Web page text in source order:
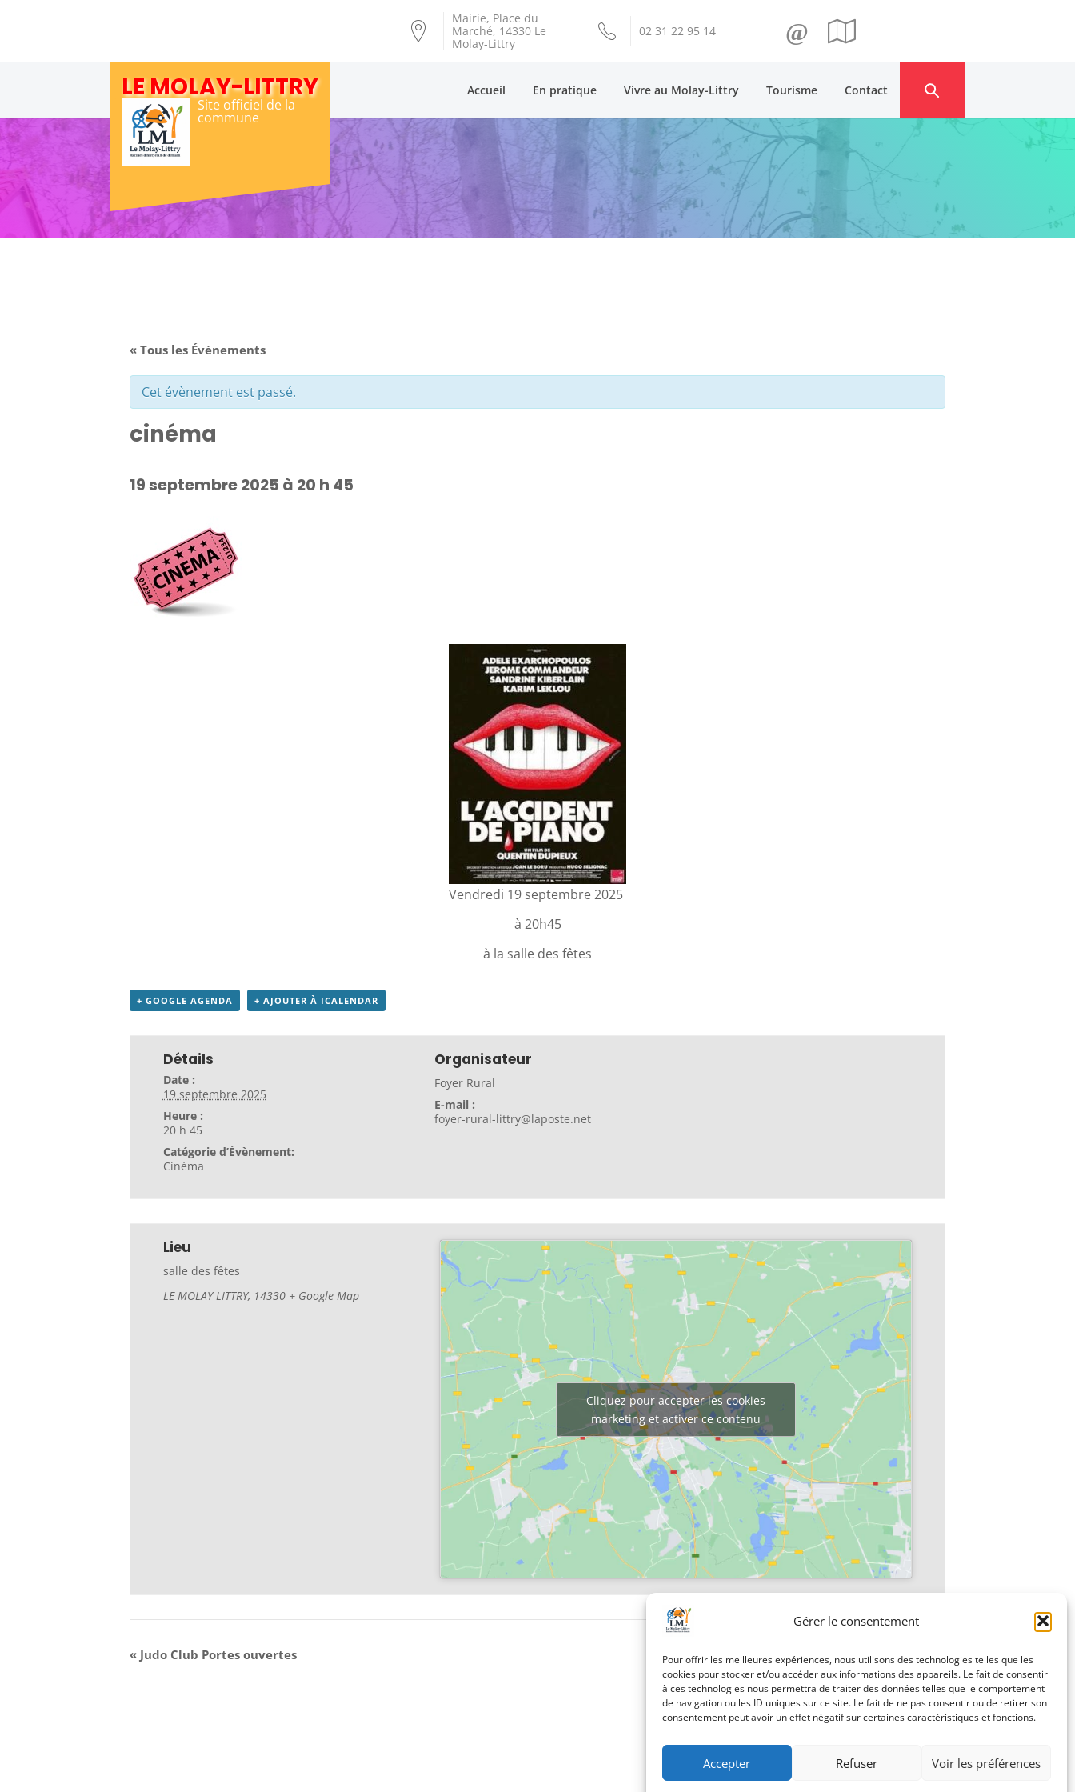
Gérer le consentement
Pour offrir les meilleures expériences, nous utilisons des technologies telles que les
cookies pour stocker et/ou accéder aux informations des appareils. Le fait de consentir
à ces technologies nous permettra de traiter des données telles que le comportement
de navigation ou les ID uniques sur ce site. Le fait de ne pas consentir ou de retirer son
consentement peut avoir un effet négatif sur certaines caractéristiques et fonctions.
Accepter Refuser Voir les préférences
Mairie, Place du
Marché, 14330 Le
Molay-Littry
02 31 22 95 14 @
LE MOLAY-LITTRY
Site officiel de la
commune
Accueil En pratique Vivre au Molay-Littry Tourisme Contact
« Tous les Évènements
Cet évènement est passé.
cinéma
19 septembre 2025 à 20 h 45
Vendredi 19 septembre 2025
à 20h45
à la salle des fêtes
+ GOOGLE AGENDA + AJOUTER À ICALENDAR
Détails
Date :
19 septembre 2025
Heure :
20 h 45
Catégorie d’Évènement:
Cinéma
Organisateur
Foyer Rural
E-mail :
foyer-rural-littry@laposte.net
Lieu
salle des fêtes
LE MOLAY LITTRY, 14330 + Google Map
Cliquez pour accepter les cookies
marketing et activer ce contenu
« Judo Club Portes ouvertes Grand Nettoyage de la commune»